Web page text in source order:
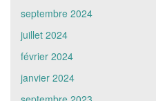
septembre 2024
juillet 2024
février 2024
janvier 2024